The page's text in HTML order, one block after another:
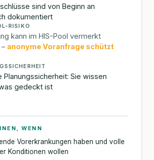
sind von Beginn an
dokumentiert
RISIKO
kann im HIS-Pool vermerkt
anonyme Voranfrage schützt
Planungssicherheit: Sie wissen
gedeckt ist
WENN
Vorerkrankungen haben und volle
Konditionen wollen